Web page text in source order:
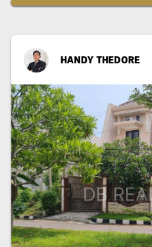
HANDY THEDORE